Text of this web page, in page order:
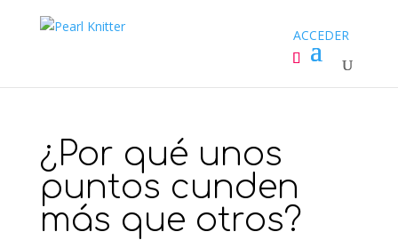
ACCEDER
¿Por qué unos
puntos cunden
más que otros?